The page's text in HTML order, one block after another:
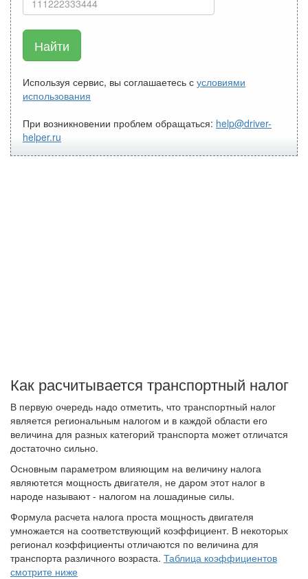
Найти
Используя сервис, вы соглашаетесь с условиями
использования
При возникновении проблем обращаться: help@driver-
helper.ru
Как расчитывается транспортный налог
В первую очередь надо отметить, что транспортный налог
является региональным налогом и в каждой области его
величина для разных категорий транспорта может отличатся
достаточно сильно.
Основным параметром влияющим на величину налога
являютется мощность двигателя, не даром этот налог в
народе называют - налогом на лошадиные силы.
Формула расчета налога проста мощность двигателя
умножается на соответствующий коэффициент. В некоторых
регионал коэффициенты отличаются по величина для
транспорта различного возраста. Таблица коэффициентов
смотрите ниже